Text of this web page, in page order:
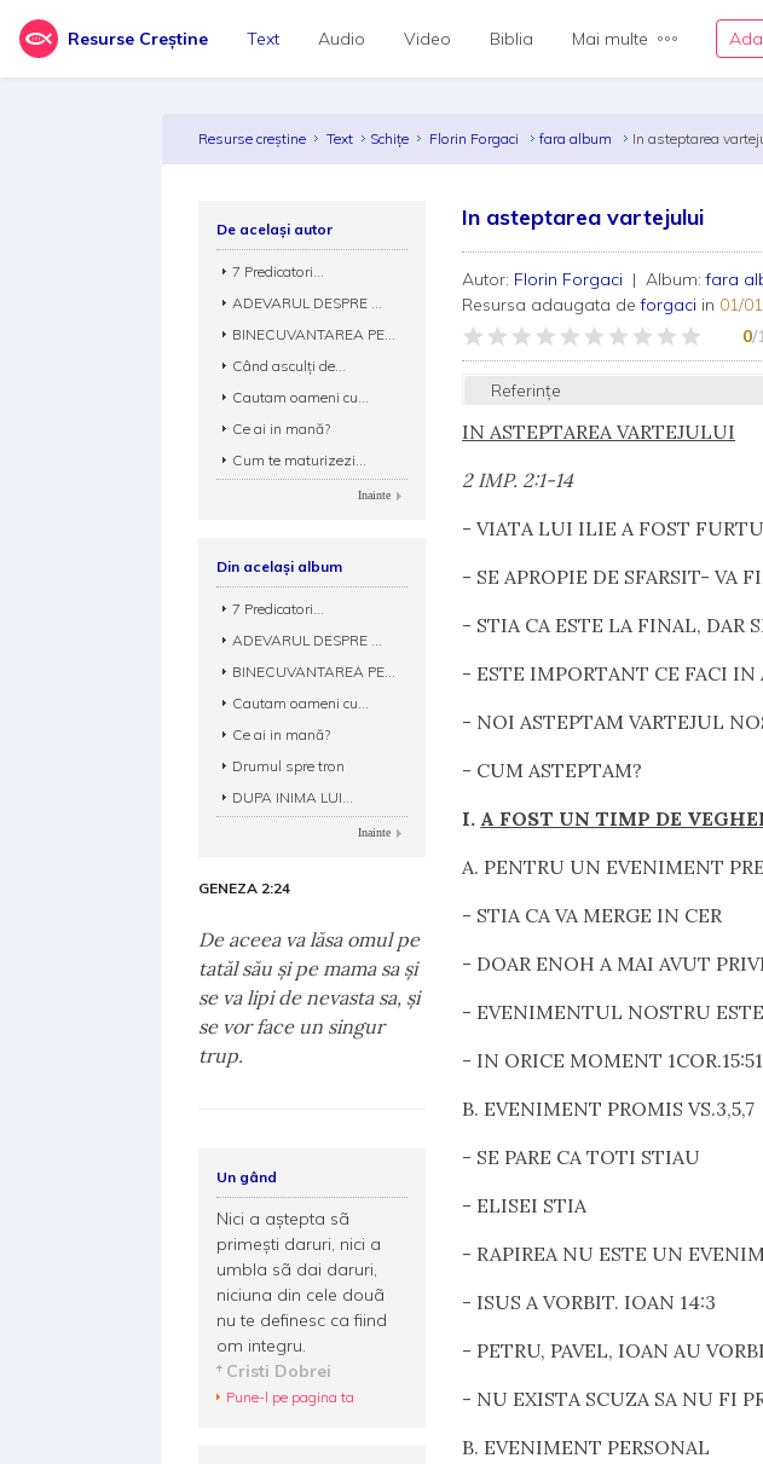
Resurse Creștine Text Audio Video Biblia Mai multe
Resurse creștine Text Schițe Florin Forgaci fara album In asteptarea
In asteptarea vartejului
Autor: Florin Forgaci | Album:fara
Resursa adaugata deforgaci in 01/
0/
Referințe
IN ASTEPTAREA VARTEJULUI
2 IMP. 2:1-14
- VIATA LUI ILIE A FOST
- SE APROPIE DE SFARSIT- VA
- STIA CA ESTE LA FINAL, DAR
- ESTE IMPORTANT CE FACI IN
- NOI ASTEPTAM VARTEJUL
- CUM ASTEPTAM?
I. A FOST UN TIMP DE
A. PENTRU UN EVENIMENT
- STIA CA VA MERGE IN CER
- DOAR ENOH A MAI AVUT
- EVENIMENTUL NOSTRU
- IN ORICE MOMENT
B. EVENIMENT PROMIS VS.3,5,7
- SE PARE CA TOTI STIAU
- ELISEI STIA
- RAPIREA NU ESTE UN
- ISUS A VORBIT. IOAN 14:3
- PETRU, PAVEL, IOAN AU
- NU EXISTA SCUZA SA NU FI
B. EVENIMENT PERSONAL
De același autor
7 Predicatori...
ADEVARUL DESPRE ...
BINECUVANTAREA PE...
Când asculți de...
Cautam oameni cu...
Ce ai in mană?
Cum te maturizezi...
Inainte
Din același album
7 Predicatori...
ADEVARUL DESPRE ...
BINECUVANTAREA PE...
Cautam oameni cu...
Ce ai in mană?
Drumul spre tron
DUPA INIMA LUI...
Inainte
GENEZA 2:24
De aceea va lăsa omul pe
tatăl său şi pe mama sa şi
se va lipi de nevasta sa, şi
se vor face un singur
trup.
Un gând
Nici a aştepta sã
primeşti daruri, nici a
umbla sã dai daruri,
niciuna din cele douã
nu te definesc ca fiind
om integru.
Cristi Dobrei
Pune-l pe pagina ta